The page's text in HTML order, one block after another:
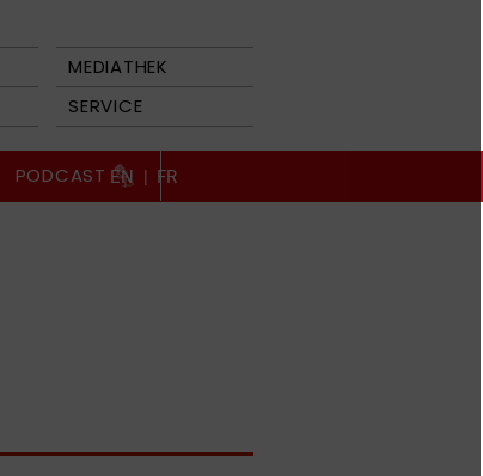
MEDIATHEK
SERVICE
PODCAST EN | FR